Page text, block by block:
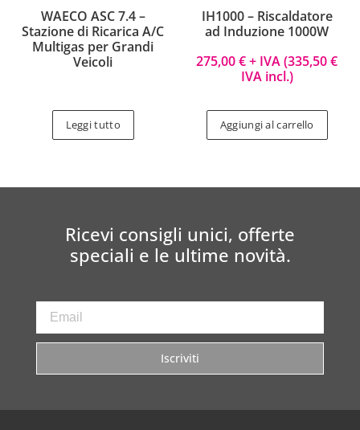
WAECO ASC 7.4 –
Stazione di Ricarica A/C
Multigas per Grandi
Veicoli
Leggi tutto
IH1000 – Riscaldatore
ad Induzione 1000W
275,00€+ IVA (335,50€
IVA incl.)
Aggiungi al carrello
Ricevi consigli unici, offerte
speciali e le ultime novità.
Iscriviti